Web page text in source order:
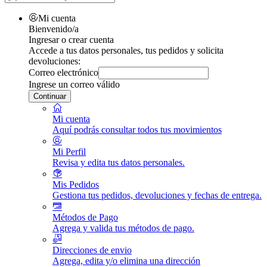
Mi cuenta
Bienvenido/a
Ingresar o crear cuenta
Accede a tus datos personales, tus pedidos y solicita
devoluciones:
Correo electrónico
Ingrese un correo válido
Continuar
Mi cuenta
Aquí podrás consultar todos tus movimientos
Mi Perfil
Revisa y edita tus datos personales.
Mis Pedidos
Gestiona tus pedidos, devoluciones y fechas de entrega.
Métodos de Pago
Agrega y valida tus métodos de pago.
Direcciones de envio
Agrega, edita y/o elimina una dirección